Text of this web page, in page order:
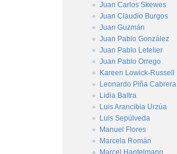
Juan Carlos Skewes
Juan Claudio Burgos
Juan Guzmán
Juan Pablo González
Juan Pablo Letelier
Juan Pablo Orrego
Kareen Lowick-Russell
Leonardo Piña Cabrera
Lidia Baltra
Luis Arancibia Urzúa
Luis Sepúlveda
Manuel Flores
Marcela Román
Marcel Hantelmann